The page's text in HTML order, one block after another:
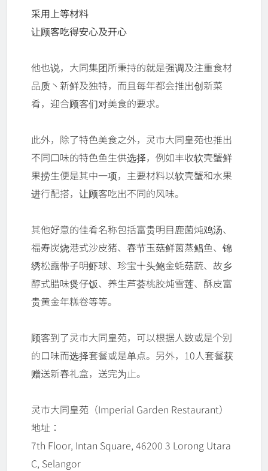
采用上等材料
让顾客吃得安心及开心
他也说，大同集团所秉持的就是强调及注重食材
品质丶新鲜及独特，而且每年都会推出创新菜
肴，迎合顾客们对美食的要求。
此外，除了特色美食之外，灵市大同皇苑也推出
不同口味的特色鱼生供选择，例如丰收软壳蟹鲜
果捞生便是其中一项，主要材料以软壳蟹和水果
进行配搭，让顾客吃出不同的风味。
其他好意的佳肴名称包括富贵明目鹿菌炖鸡汤、
福寿炭烧港式沙皮猪、春节玉菇鲜菌蒸鲳鱼、锦
绣松露带子明虾球、珍宝十头鲍金蚝菇蔬、故乡
醇式腊味煲仔饭、养生芦荟桃胶炖雪莲、酥皮富
贵黄金年糕卷等等。
顾客到了灵市大同皇苑，可以根据人数或是个别
的口味而选择套餐或是单点。另外，10人套餐获
赠送新春礼盒，送完为止。
灵市大同皇苑（Imperial Garden Restaurant）
地址：
7th Floor, Intan Square, 46200 3 Lorong Utara
C, Selangor